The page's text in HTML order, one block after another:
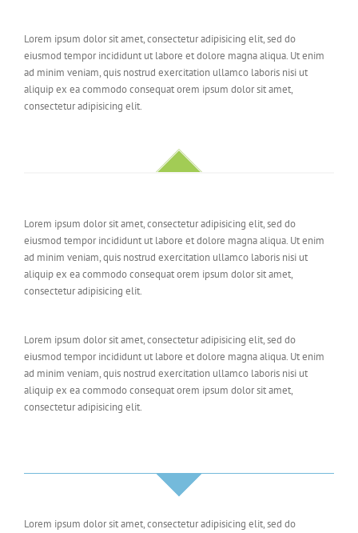
Lorem ipsum dolor sit amet, consectetur adipisicing elit, sed do
eiusmod tempor incididunt ut labore et dolore magna aliqua. Ut enim
ad minim veniam, quis nostrud exercitation ullamco laboris nisi ut
aliquip ex ea commodo consequat orem ipsum dolor sit amet,
consectetur adipisicing elit.
Lorem ipsum dolor sit amet, consectetur adipisicing elit, sed do
eiusmod tempor incididunt ut labore et dolore magna aliqua. Ut enim
ad minim veniam, quis nostrud exercitation ullamco laboris nisi ut
aliquip ex ea commodo consequat orem ipsum dolor sit amet,
consectetur adipisicing elit.
Lorem ipsum dolor sit amet, consectetur adipisicing elit, sed do
eiusmod tempor incididunt ut labore et dolore magna aliqua. Ut enim
ad minim veniam, quis nostrud exercitation ullamco laboris nisi ut
aliquip ex ea commodo consequat orem ipsum dolor sit amet,
consectetur adipisicing elit.
Lorem ipsum dolor sit amet, consectetur adipisicing elit, sed do